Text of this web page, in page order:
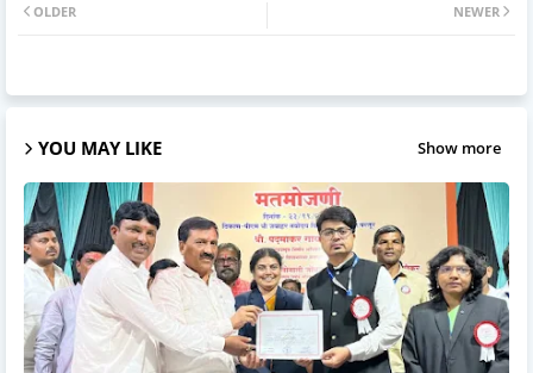
NEWER
OLDER
YOU MAY LIKE Show more